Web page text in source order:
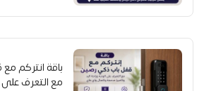
باقة انتركم
مع التعرف على